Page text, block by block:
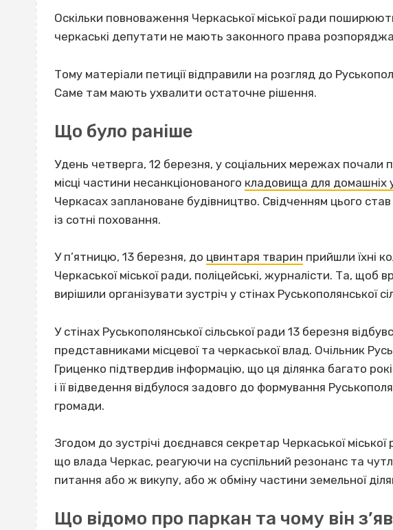
Оскільки повноваження Черкаської міської ради
черкаські депутати не мають законного права
Тому матеріали петиції відправили на розгляд до
Саме там мають ухвалити остаточне рішення.
Що було раніше
Удень четверга, 12 березня, у соціальних мережах
місці частини несанкціонованого кладовища для домашніх
Черкасах заплановане будівництво. Свідченням цього
із сотні поховання.
У п’ятницю, 13 березня, до цвинтаря тварин прийшли їхні
Черкаської міської ради, поліцейські, журналісти. Та, щоб
вирішили організувати зустріч у стінах Руськополянської
У стінах Руськополянської сільської ради 13 березня
представниками місцевої та черкаської влад. Очільник
Гриценко підтвердив інформацію, що ця ділянка багато
і її відведення відбулося задовго до формування
громади.
Згодом до зустрічі доєднався секретар Черкаської
що влада Черкас, реагуючи на суспільний резонанс та
питання або ж викупу, або ж обміну частини земельної
Що відомо про паркан та чому він